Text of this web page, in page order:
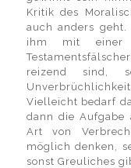
Kritik des
auch anders
ihm mit einer
reizend sind,
Vielleicht bedarf
dann die Aufgabe
Art von
möglich denken,
sonst Greuliches